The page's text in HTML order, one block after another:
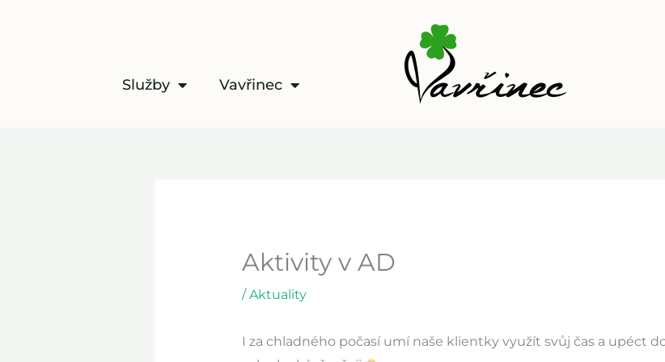
Služby Vavřinec
Aktivity v AD
/Aktuality
I za chladného počasí umí naše klientky využít svůj čas a upéct